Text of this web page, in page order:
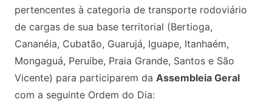
pertencentes à categoria de transporte rodoviário
de cargas de sua base territorial (Bertioga,
Cananéia, Cubatão, Guarujá, Iguape, Itanhaém,
Mongaguá, Peruíbe, Praia Grande, Santos e São
Vicente) para participarem da Assembleia Geral
com a seguinte Ordem do Dia: